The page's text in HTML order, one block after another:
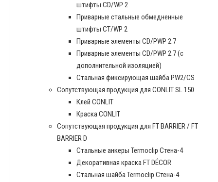
штифты CD/WP 2
Приварные стальные обмедненные
штифты CT/WP 2
Приварные элементы CD/PWP 2.7
Приварные элементы CD/PWP 2.7 (с
дополнительной изоляцией)
Стальная фиксирующая шайба PW2/CS
Сопутствующая продукция для CONLIT SL 150
Клей CONLIT
Краска CONLIT
Сопутствующая продукция для FT BARRIER / FT
BARRIER D
Cтальные анкеры Termoclip Стена-4
Декоративная краска FT DÉCOR
Стальная шайба Termoclip Стена-4